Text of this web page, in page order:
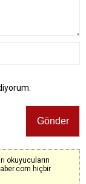
okuyucuların
hiçbir